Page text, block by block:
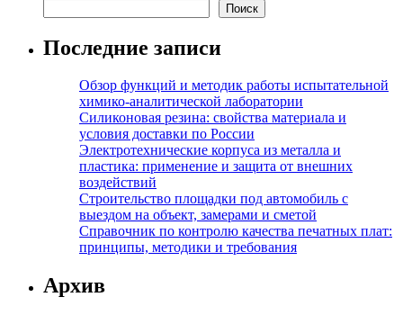
Поиск
Последние записи
Обзор функций и методик работы испытательной
химико-аналитической лаборатории
Силиконовая резина: свойства материала и
условия доставки по России
Электротехнические корпуса из металла и
пластика: применение и защита от внешних
воздействий
Строительство площадки под автомобиль с
выездом на объект, замерами и сметой
Справочник по контролю качества печатных плат:
принципы, методики и требования
Архив